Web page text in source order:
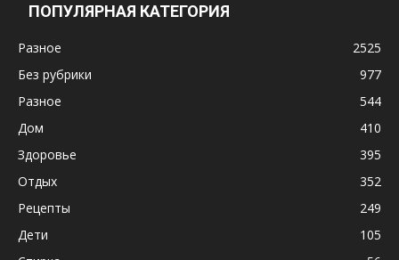
ПОПУЛЯРНАЯ КАТЕГОРИЯ
Разное
2525
Без рубрики
977
Разное
544
Дом
410
Здоровье
395
Отдых
352
Рецепты
249
Дети
105